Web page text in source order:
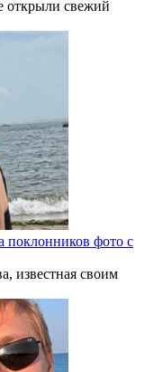
открыли свежий
поклонников фото с
известная своим